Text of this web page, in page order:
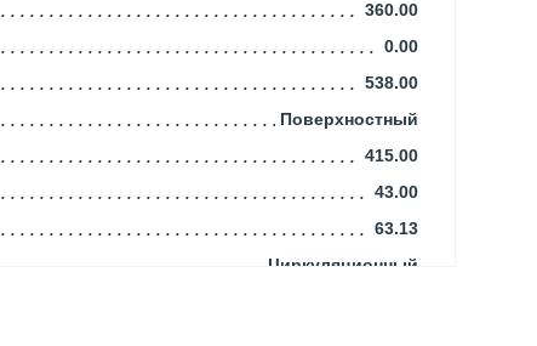
360.00
0.00
538.00
Поверхностный
415.00
43.00
63.13
Циркуляционный